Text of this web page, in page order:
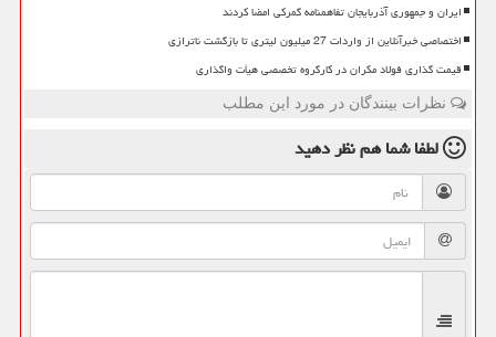
ایران و جمهوری آذربایجان تفاهمنامه گمرکی امضا کردند
اختصاصی خبرآنلاین از واردات 27 میلیون لیتری تا بازگشت ناترازی
قیمت گذاری فولاد مکران در کارگروه تخصصی هیأت واگذاری
نظرات بینندگان در مورد این مطلب
لطفا شما همنظر دهید